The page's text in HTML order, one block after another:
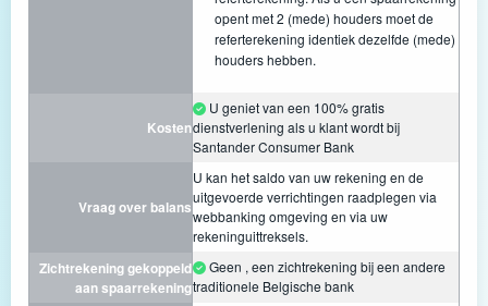
opent met 2 (mede) houders moet de
referterekening identiek dezelfde (mede)
houders hebben.
Kosten
U geniet van een 100% gratis
dienstverlening als u klant wordt bij
Santander Consumer Bank
Vraag over balans
U kan het saldo van uw rekening en de
uitgevoerde verrichtingen raadplegen via
webbanking omgeving en via uw
rekeninguittreksels.
Zichtrekening gekoppeld
aan spaarrekening
Geen , een zichtrekening bij een andere
traditionele Belgische bank